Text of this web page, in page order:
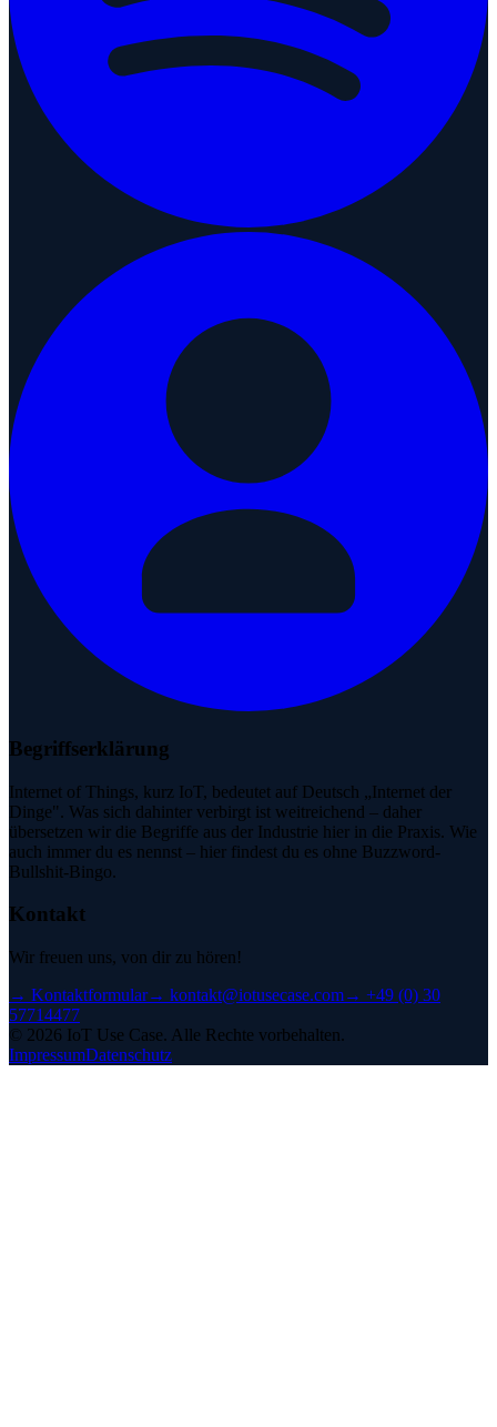
Begriffserklärung
Internet of Things, kurz IoT, bedeutet auf Deutsch „Internet der
Dinge". Was sich dahinter verbirgt ist weitreichend – daher
übersetzen wir die Begriffe aus der Industrie hier in die Praxis. Wie
auch immer du es nennst – hier findest du es ohne Buzzword-
Bullshit-Bingo.
Kontakt
Wir freuen uns, von dir zu hören!
→ Kontaktformular→ kontakt@iotusecase.com→ +49 (0) 30
57714477
© 2026 IoT Use Case. Alle Rechte vorbehalten.
ImpressumDatenschutz